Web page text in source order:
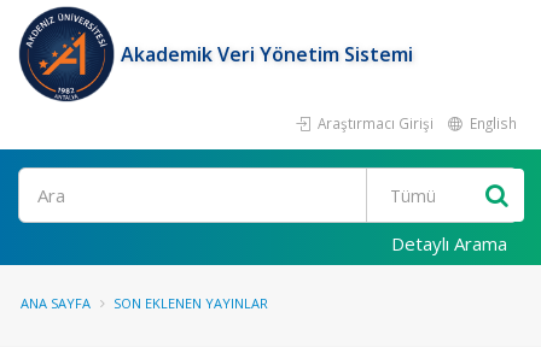
Akademik Veri Yönetim Sistemi
Araştırmacı Girişi English
Ara
Detaylı Arama
ANA SAYFA SON EKLENEN YAYINLAR